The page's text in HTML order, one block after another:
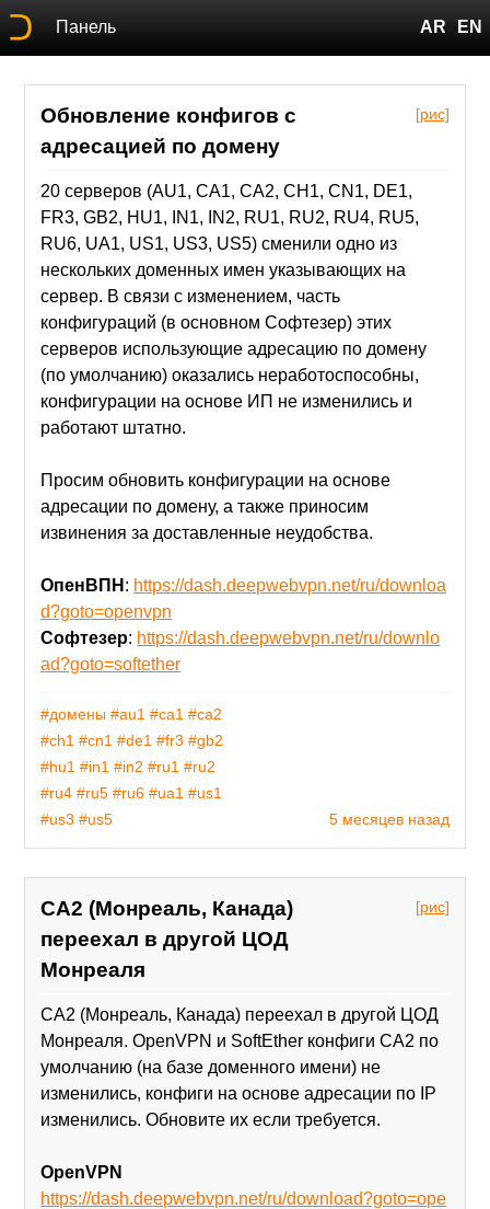
Панель AR EN
[рис]
Обновление конфигов с
адресацией по домену
20 серверов (AU1, CA1, CA2, CH1, CN1, DE1,
FR3, GB2, HU1, IN1, IN2, RU1, RU2, RU4, RU5,
RU6, UA1, US1, US3, US5) сменили одно из
нескольких доменных имен указывающих на
сервер. В связи с изменением, часть
конфигураций (в основном Софтезер) этих
серверов использующие адресацию по домену
(по умолчанию) оказались неработоспособны,
конфигурации на основе ИП не изменились и
работают штатно.
Просим обновить конфигурации на основе
адресации по домену, а также приносим
извинения за доставленные неудобства.
ОпенВПН : https://dash.deepwebvpn.net/ru/downloa
d?goto=openvpn
Софтезер: https://dash.deepwebvpn.net/ru/downlo
ad?goto=softether
5 месяцев назад
#домены #au1 #ca1 #ca2
#ch1 #cn1 #de1 #fr3 #gb2
#hu1 #in1 #in2 #ru1 #ru2
#ru4 #ru5 #ru6 #ua1 #us1
#us3 #us5
[рис]
CA2 (Монреаль, Канада)
переехал в другой ЦОД
Монреаля
CA2 (Монреаль, Канада) переехал в другой ЦОД
Монреаля. OpenVPN и SoftEther конфиги CA2 по
умолчанию (на базе доменного имени) не
изменились, конфиги на основе адресации по IP
изменились. Обновите их если требуется.
OpenVPN
https://dash.deepwebvpn.net/ru/download?goto=ope